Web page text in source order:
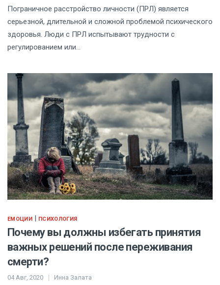
Пограничное расстройство личности (ПРЛ) является
серьезной, длительной и сложной проблемой психического
здоровья. Люди с ПРЛ испытывают трудности с
регулированием или…
ЕМОЦИИ | ПСИХОЛОГИЯ
Почему вы должны избегать принятия
важных решений после переживания
смерти?
04 Авг, 2020 Инна Залата